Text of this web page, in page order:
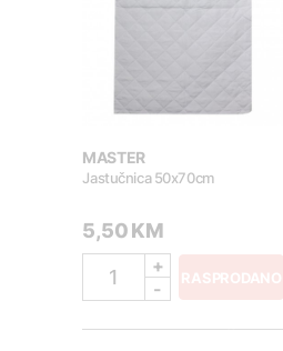
MASTER
Jastučnica 50x70cm
5,50 KM
1
+
-
RASPRODANO